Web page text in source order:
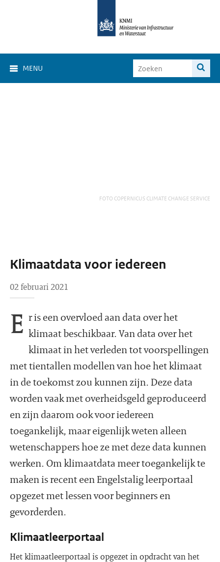
MENU
FOTO COPERNICUS CLIMATE CHANGE SERVICE
Klimaatdata voor iedereen
02 februari 2021
E r is een overvloed aan data over het
klimaat beschikbaar. Van data over het
klimaat in het verleden tot voorspellingen
met tientallen modellen van hoe het klimaat
in de toekomst zou kunnen zijn. Deze data
worden vaak met overheidsgeld geproduceerd
en zijn daarom ook voor iedereen
toegankelijk, maar eigenlijk weten alleen
wetenschappers hoe ze met deze data kunnen
werken. Om klimaatdata meer toegankelijk te
maken is recent een Engelstalig leerportaal
opgezet met lessen voor beginners en
gevorderden.
Klimaatleerportaal
Het klimaatleerportaal is opgezet in opdracht van het